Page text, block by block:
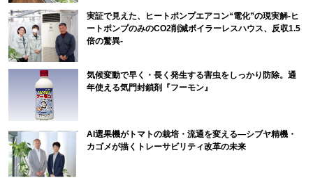
実証で見えた、ヒートポンプエアコン“電化”の現実解-ヒ
ートポンプのみのCO2削減ボイラーレスハウス、反収1.5
倍の驚異-
気候変動で早く・長く発生する害虫をしっかり防除。通
年使える気門封鎖剤『フーモン』
AI選果機がトマトの栽培・流通を変える―シブヤ精機・
カゴメが描くトレーサビリティ改革の未来